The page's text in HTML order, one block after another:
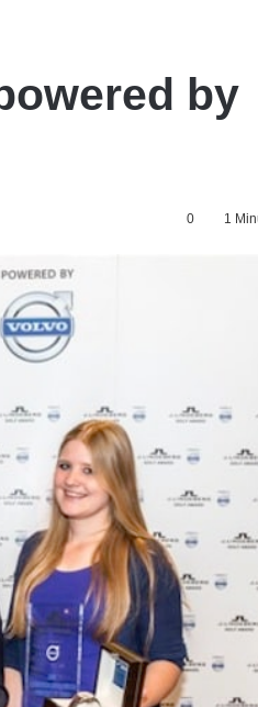
by
0 1